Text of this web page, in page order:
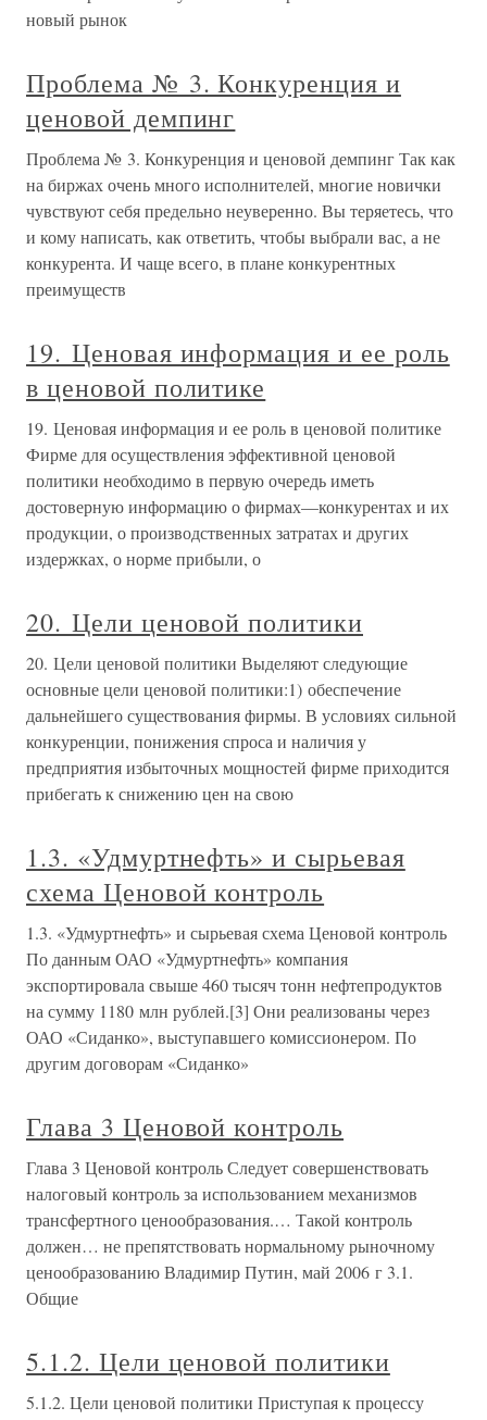
новый рынок
Проблема № 3. Конкуренция и
ценовой демпинг
Проблема № 3. Конкуренция и ценовой демпинг Так как
на биржах очень много исполнителей, многие новички
чувствуют себя предельно неуверенно. Вы теряетесь, что
и кому написать, как ответить, чтобы выбрали вас, а не
конкурента. И чаще всего, в плане конкурентных
преимуществ
19. Ценовая информация и ее роль
в ценовой политике
19. Ценовая информация и ее роль в ценовой политике
Фирме для осуществления эффективной ценовой
политики необходимо в первую очередь иметь
достоверную информацию о фирмах—конкурентах и их
продукции, о производственных затратах и других
издержках, о норме прибыли, о
20. Цели ценовой политики
20. Цели ценовой политики Выделяют следующие
основные цели ценовой политики:1) обеспечение
дальнейшего существования фирмы. В условиях сильной
конкуренции, понижения спроса и наличия у
предприятия избыточных мощностей фирме приходится
прибегать к снижению цен на свою
1.3. «Удмуртнефть» и сырьевая
схема Ценовой контроль
1.3. «Удмуртнефть» и сырьевая схема Ценовой контроль
По данным ОАО «Удмуртнефть» компания
экспортировала свыше 460 тысяч тонн нефтепродуктов
на сумму 1180 млн рублей.[3] Они реализованы через
ОАО «Сиданко», выступавшего комиссионером. По
другим договорам «Сиданко»
Глава 3 Ценовой контроль
Глава 3 Ценовой контроль Следует совершенствовать
налоговый контроль за использованием механизмов
трансфертного ценообразования.… Такой контроль
должен… не препятствовать нормальному рыночному
ценообразованию Владимир Путин, май 2006 г 3.1.
Общие
5.1.2. Цели ценовой политики
5.1.2. Цели ценовой политики Приступая к процессу